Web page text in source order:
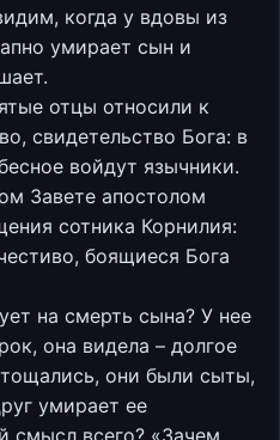
когда у вдовы из
умирает сын и
отцы относили к
свидетельство Бога: в
войдут язычники.
Завете апостолом
сотника Корнилия:
боящиеся Бога
на смерть сына? У нее
она видела – долгое
они были сыты,
умирает ее
смысл всего? «Зачем